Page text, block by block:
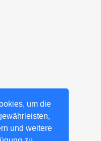
um die
und weitere